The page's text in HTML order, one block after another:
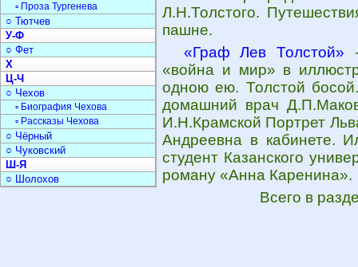
Л.Н.Толстого.
пашне.
«Граф Лев Толстой»
«война и мир» в
одною ею. Толстой
домашний врач
И.Н.Крамской Портрет
Андреевна в кабинете.
студент Казанского
роману «Анна Каренина».
Всего в
▫ Проза Тургенева
○ Тютчев
У-Ф
○ Фет
Х
Ц-Ч
○ Чехов
▫ Биография Чехова
▫ Рассказы Чехова
○ Чёрный
○ Чуковский
Ш-Я
○ Шолохов